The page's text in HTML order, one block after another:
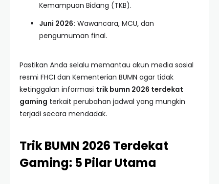
Kemampuan Bidang (TKB).
Juni 2026: Wawancara, MCU, dan
pengumuman final.
Pastikan Anda selalu memantau akun media sosial
resmi FHCI dan Kementerian BUMN agar tidak
ketinggalan informasi trik bumn 2026 terdekat
gaming terkait perubahan jadwal yang mungkin
terjadi secara mendadak.
Trik BUMN 2026 Terdekat
Gaming: 5 Pilar Utama